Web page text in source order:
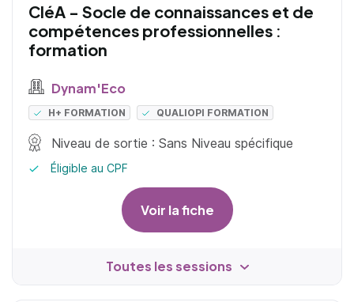
CléA - Socle de connaissances et de
compétences professionnelles :
formation
Dynam'Eco
H+ FORMATION QUALIOPI FORMATION
Niveau de sortie : Sans Niveau spécifique
Éligible au CPF
Voir la fiche
Toutes les sessions